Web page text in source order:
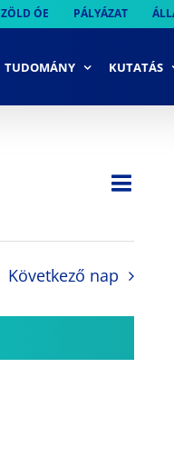
ZÖLD ÓE PÁLYÁZAT
TUDOMÁNY KUTATÁS
Nap
Következő nap